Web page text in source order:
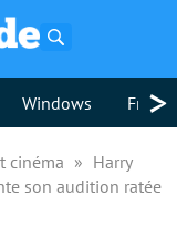
Windows >
cinéma
Harry
son audition ratée